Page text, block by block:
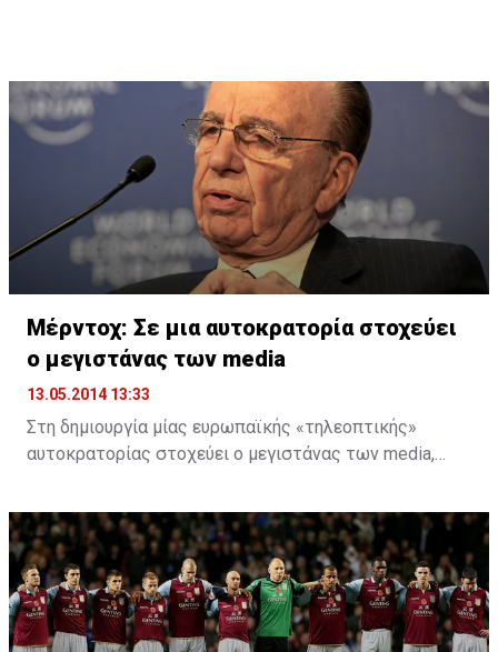
Μέρντοχ: Σε μια αυτοκρατορία στοχεύει
ο μεγιστάνας των media
13.05.2014 13:33
Στη δημιουργία μίας ευρωπαϊκής «τηλεοπτικής»
αυτοκρατορίας στοχεύει ο μεγιστάνας των media,
Το βρετανικό δίκτυο Sky (BSkyB, British Sky
Broadcasting), όπου είναι μέτοχος (μέσω της 21st
Century Fox) έχει «ανοίξει» συζητήσεις με τα
αντίστοιχα δίκτυα Γερμανίας και Ιταλίας, Sky
Deutschland και Sky Italia.